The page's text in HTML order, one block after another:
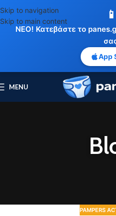
📱
ΝΕΟ! Κατεβάστε το
App
Skip to navigation
Skip to main content
MENU
PAMPERS